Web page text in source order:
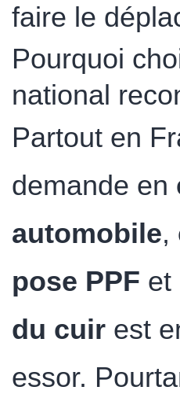
faire le
Pourquoi
national
Partout en
demande en
automobile,
pose PPF et
du cuir est
essor.